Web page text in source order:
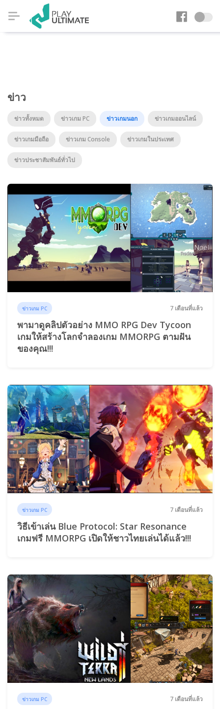
ข่าว
ข่าวทั้งหมด ข่าวเกม PC ข่าวเกมนอก ข่าวเกมออนไลน์
ข่าวเกมมือถือ ข่าวเกม Console ข่าวเกมในประเทศ
ข่าวประชาสัมพันธ์ทั่วไป
ข่าวเกม PC 7 เดือนที่แล้ว
พามาดูคลิปตัวอย่าง MMO RPG Dev Tycoon
เกมให้สร้างโลกจำลองเกม MMORPG ตามฝัน
ของคุณ!!!
ข่าวเกม PC 7 เดือนที่แล้ว
วิธีเข้าเล่น Blue Protocol: Star Resonance
เกมฟรี MMORPG เปิดให้ชาวไทยเล่นได้แล้ว!!!
ข่าวเกม PC 7 เดือนที่แล้ว